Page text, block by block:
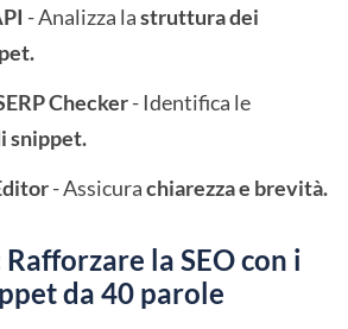
- Analizza lastruttura dei
Checker- Identifica le
snippet.
- Assicurachiarezza e brevità.
la SEO con i
da 40 parole